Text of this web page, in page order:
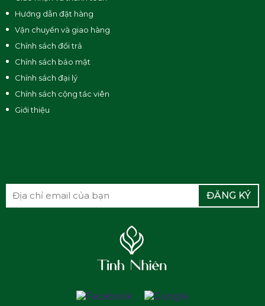
Hướng dẫn đặt hàng
Vận chuyển và giao hàng
Chính sách đổi trả
Chính sách bảo mật
Chính sách đại lý
Chính sách cộng tác viên
Giới thiệu
ĐĂNG KÝ